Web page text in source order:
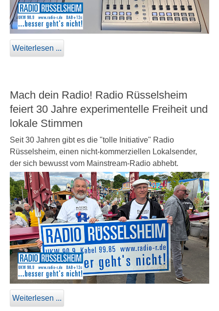
Weiterlesen ...
Mach dein Radio! Radio Rüsselsheim
feiert 30 Jahre experimentelle Freiheit und
lokale Stimmen
Seit 30 Jahren gibt es die "tolle Initiative" Radio
Rüsselsheim, einen nicht-kommerziellen Lokalsender,
der sich bewusst vom Mainstream-Radio abhebt.
Weiterlesen ...